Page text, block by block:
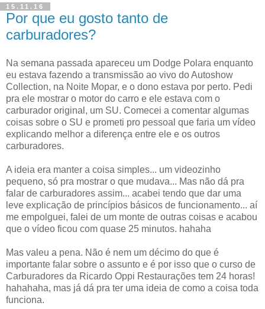
15.11.16
Por que eu gosto tanto de
carburadores?
Na semana passada apareceu um Dodge Polara enquanto
eu estava fazendo a transmissão ao vivo do Autoshow
Collection, na Noite Mopar, e o dono estava por perto. Pedi
pra ele mostrar o motor do carro e ele estava com o
carburador original, um SU. Comecei a comentar algumas
coisas sobre o SU e prometi pro pessoal que faria um vídeo
explicando melhor a diferença entre ele e os outros
carburadores.
A ideia era manter a coisa simples... um videozinho
pequeno, só pra mostrar o que mudava... Mas não dá pra
falar de carburadores assim... acabei tendo que dar uma
leve explicação de princípios básicos de funcionamento... aí
me empolguei, falei de um monte de outras coisas e acabou
que o vídeo ficou com quase 25 minutos. hahaha
Mas valeu a pena. Não é nem um décimo do que é
importante falar sobre o assunto e é por isso que o curso de
Carburadores da Ricardo Oppi Restaurações tem 24 horas!
hahahaha, mas já dá pra ter uma ideia de como a coisa toda
funciona.